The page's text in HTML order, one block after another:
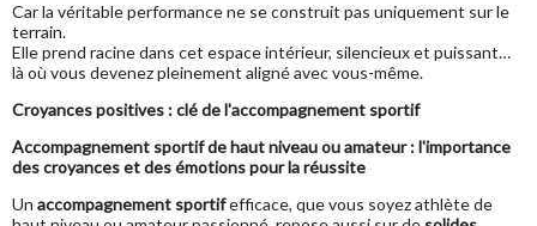
Car la véritable performance ne se construit pas uniquement sur le
terrain.
Elle prend racine dans cet espace intérieur, silencieux et puissant…
là où vous devenez pleinement aligné avec vous-même.
Croyances positives : clé de l'accompagnement sportif
Accompagnement sportif de haut niveau ou amateur : l'importance
des croyances et des émotions pour la réussite
Un accompagnement sportifefficace, que vous soyez athlète de